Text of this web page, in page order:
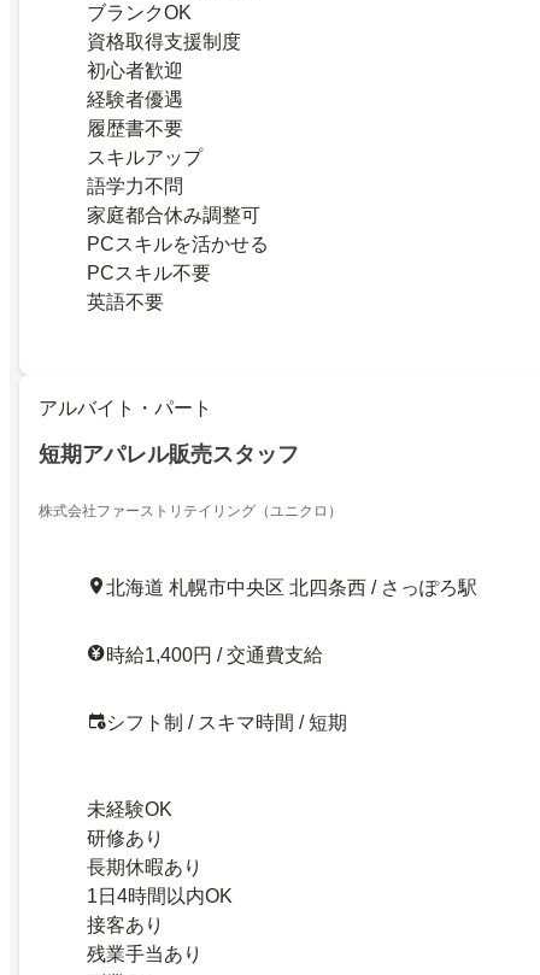
ブランクOK
資格取得支援制度
初心者歓迎
経験者優遇
履歴書不要
スキルアップ
語学力不問
家庭都合休み調整可
PCスキルを活かせる
PCスキル不要
英語不要
アルバイト・パート
短期アパレル販売スタッフ
株式会社ファーストリテイリング（ユニクロ）
北海道 札幌市中央区 北四条西 / さっぽろ駅
時給1,400円 / 交通費支給
シフト制 / スキマ時間 / 短期
未経験OK
研修あり
長期休暇あり
1日4時間以内OK
接客あり
残業手当あり